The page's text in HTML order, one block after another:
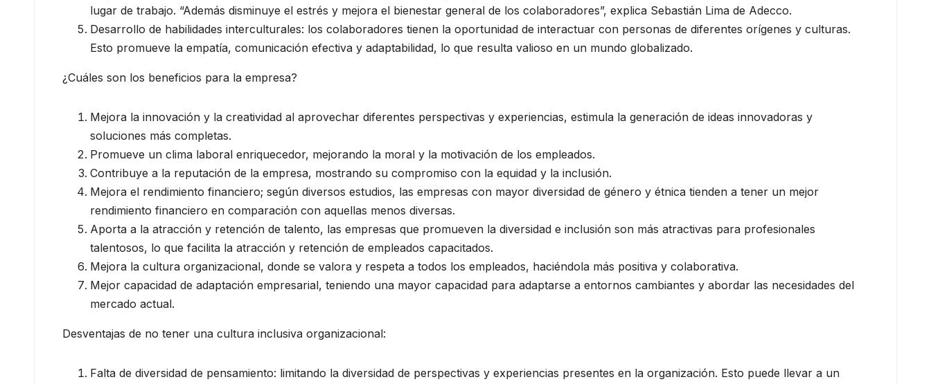
lugar de trabajo. “Además disminuye el estrés y mejora el bienestar general de los colaboradores”, explica Sebastián Lima de Adecco.
Desarrollo de habilidades interculturales: los colaboradores tienen la oportunidad de interactuar con personas de diferentes orígenes y culturas.
Esto promueve la empatía, comunicación efectiva y adaptabilidad, lo que resulta valioso en un mundo globalizado.
¿Cuáles son los beneficios para la empresa?
Mejora la innovación y la creatividad al aprovechar diferentes perspectivas y experiencias, estimula la generación de ideas innovadoras y
soluciones más completas.
Promueve un clima laboral enriquecedor, mejorando la moral y la motivación de los empleados.
Contribuye a la reputación de la empresa, mostrando su compromiso con la equidad y la inclusión.
Mejora el rendimiento financiero; según diversos estudios, las empresas con mayor diversidad de género y étnica tienden a tener un mejor
rendimiento financiero en comparación con aquellas menos diversas.
Aporta a la atracción y retención de talento, las empresas que promueven la diversidad e inclusión son más atractivas para profesionales
talentosos, lo que facilita la atracción y retención de empleados capacitados.
Mejora la cultura organizacional, donde se valora y respeta a todos los empleados, haciéndola más positiva y colaborativa.
Mejor capacidad de adaptación empresarial, teniendo una mayor capacidad para adaptarse a entornos cambiantes y abordar las necesidades del
mercado actual.
Desventajas de no tener una cultura inclusiva organizacional:
Falta de diversidad de pensamiento: limitando la diversidad de perspectivas y experiencias presentes en la organización. Esto puede llevar a un